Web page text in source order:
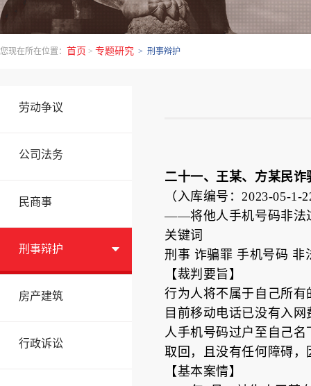
您现在所在位置： 首页 > 专题研究 > 刑事辩护
劳动争议
公司法务
民商事
刑事辩护
房产建筑
行政诉讼
二十一、王某、方某民诈
（入库编号：2023-05-1-
——将他人手机号码非法
关键词
刑事 诈骗罪 手机号码 非
【裁判要旨】
行为人将不属于自己所
目前移动电话已没有入
人手机号码过户至自己
取回，且没有任何障碍
【基本案情】